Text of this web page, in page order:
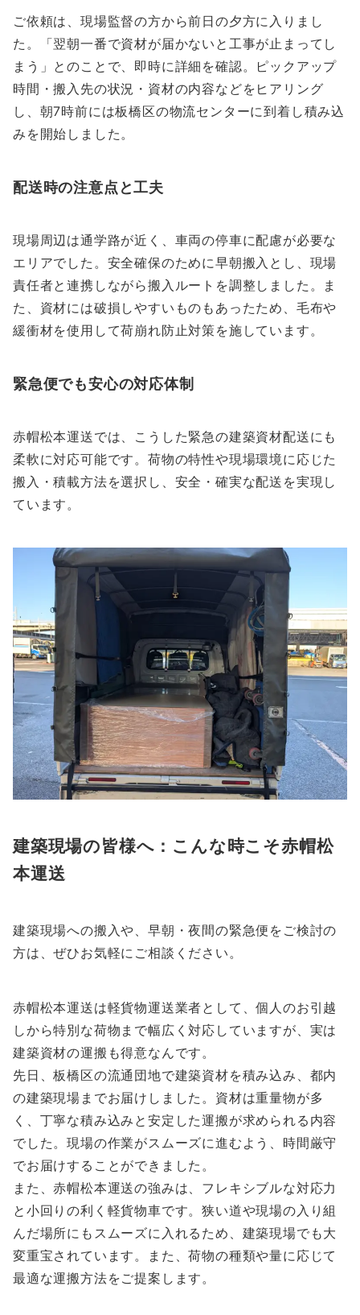
ご依頼は、現場監督の方から前日の夕方に入りまし
た。「翌朝一番で資材が届かないと工事が止まってし
まう」とのことで、即時に詳細を確認。ピックアップ
時間・搬入先の状況・資材の内容などをヒアリング
し、朝7時前には板橋区の物流センターに到着し積み込
みを開始しました。
配送時の注意点と工夫
現場周辺は通学路が近く、車両の停車に配慮が必要な
エリアでした。安全確保のために早朝搬入とし、現場
責任者と連携しながら搬入ルートを調整しました。ま
た、資材には破損しやすいものもあったため、毛布や
緩衝材を使用して荷崩れ防止対策を施しています。
緊急便でも安心の対応体制
赤帽松本運送では、こうした緊急の建築資材配送にも
柔軟に対応可能です。荷物の特性や現場環境に応じた
搬入・積載方法を選択し、安全・確実な配送を実現し
ています。
建築現場の皆様へ：こんな時こそ赤帽松
本運送
建築現場への搬入や、早朝・夜間の緊急便をご検討の
方は、ぜひお気軽にご相談ください。
赤帽松本運送は軽貨物運送業者として、個人のお引越
しから特別な荷物まで幅広く対応していますが、実は
建築資材の運搬も得意なんです。
先日、板橋区の流通団地で建築資材を積み込み、都内
の建築現場までお届けしました。資材は重量物が多
く、丁寧な積み込みと安定した運搬が求められる内容
でした。現場の作業がスムーズに進むよう、時間厳守
でお届けすることができました。
また、赤帽松本運送の強みは、フレキシブルな対応力
と小回りの利く軽貨物車です。狭い道や現場の入り組
んだ場所にもスムーズに入れるため、建築現場でも大
変重宝されています。また、荷物の種類や量に応じて
最適な運搬方法をご提案します。